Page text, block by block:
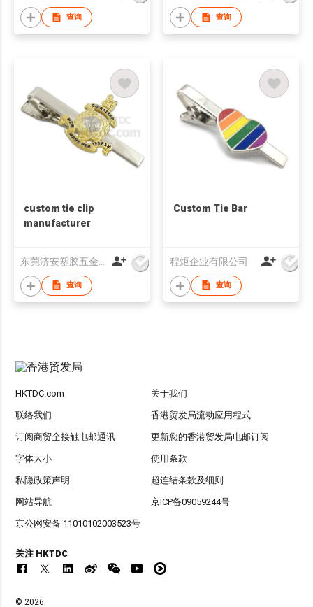
查询 查询
custom tie clip
manufacturer
查询
Custom Tie Bar
程炬企业有限公司
查询
HKTDC.com 关于我们
联络我们 香港贸发局流动应用程式
订阅商贸全接触电邮通讯 更新您的香港贸发局电邮订阅
字体大小 使用条款
私隐政策声明 超连结条款及细则
网站导航 京ICP备09059244号
京公网安备 11010102003523号
关注 HKTDC
© 2026